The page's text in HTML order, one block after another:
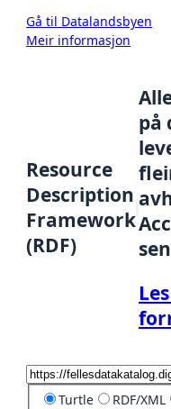
Gå til Datalandsbyen
Meir informasjon
Resource
Description
Framework
(RDF)
på
Turtle RDF/XML